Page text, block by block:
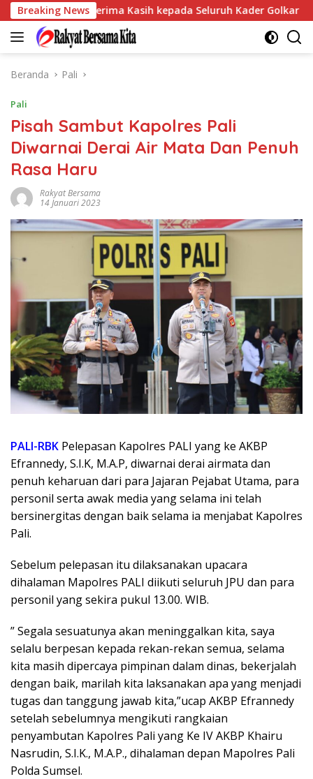
Langsung
ke
konten
Breaking News
Terima Kasih kepada Seluruh Kader Golkar Sumsel
Beranda Pali
Pali
Pisah Sambut Kapolres Pali
Diwarnai Derai Air Mata Dan Penuh
Rasa Haru
Rakyat Bersama
14 Januari 2023
PALI-RBK Pelepasan Kapolres PALI yang ke AKBP
Efrannedy, S.I.K, M.A.P, diwarnai derai airmata dan
penuh keharuan dari para Jajaran Pejabat Utama, para
personil serta awak media yang selama ini telah
bersinergitas dengan baik selama ia menjabat Kapolres
Pali.
Sebelum pelepasan itu dilaksanakan upacara
dihalaman Mapolres PALI diikuti seluruh JPU dan para
personil yang sekira pukul 13.00. WIB.
” Segala sesuatunya akan meninggalkan kita, saya
selalu berpesan kepada rekan-rekan semua, selama
kita masih dipercaya pimpinan dalam dinas, bekerjalah
dengan baik, marilah kita laksanakan apa yang menjadi
tugas dan tanggung jawab kita,”ucap AKBP Efrannedy
setelah sebelumnya mengikuti rangkaian
penyambutan Kapolres Pali yang Ke IV AKBP Khairu
Nasrudin, S.I.K., M.A.P., dihalaman depan Mapolres Pali
Polda Sumsel.